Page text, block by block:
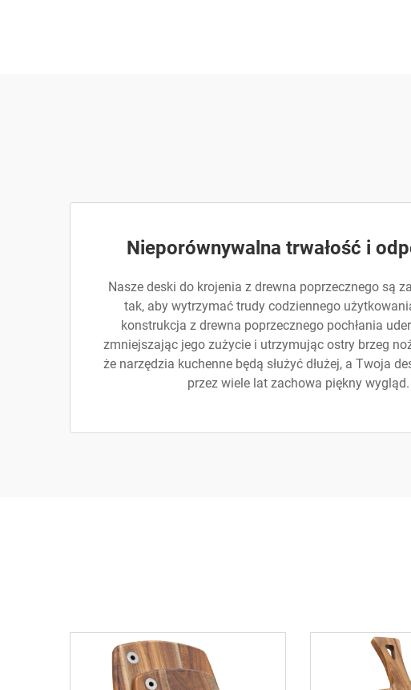
Nieporównywalna trwałość i
Nasze deski do krojenia z drewna poprzecznego są
tak, aby wytrzymać trudy codziennego
konstrukcja z drewna poprzecznego pochłania
zmniejszając jego zużycie i utrzymując ostry brzeg
że narzędzia kuchenne będą służyć dłużej, a Twoja
przez wiele lat zachowa piękny wygląd.